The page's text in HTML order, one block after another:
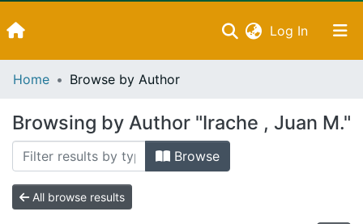
Log In(current)
Inicio
All of DSpace
Bibliotecas
Home Browse by Author
Browsing by Author "Irache , Juan M."
Browse
All browse results